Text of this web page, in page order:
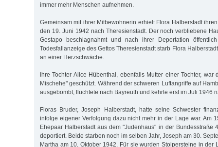
immer mehr Menschen aufnehmen.
Gemeinsam mit ihrer Mitbewohnerin erhielt Flora Halberstadt
den 19. Juni 1942 nach Theresienstadt. Der noch verbliebene
Gestapo beschlagnahmt und nach ihrer Deportation
Todesfallanzeige des Gettos Theresienstadt starb Flora
an einer Herzschwäche.
Ihre Tochter Alice Hübenthal, ebenfalls Mutter einer Tochter, war
Mischehe" geschützt. Während der schweren Luftangriffe auf
ausgebombt, flüchtete nach Bayreuth und kehrte erst im Juli 1946
Floras Bruder, Joseph Halberstadt, hatte seine Schwester
infolge eigener Verfolgung dazu nicht mehr in der Lage war. Am
Ehepaar Halberstadt aus dem "Judenhaus" in der Bundesstraße
deportiert. Beide starben noch im selben Jahr, Joseph am 30.
Martha am 10. Oktober 1942. Für sie wurden Stolpersteine in der